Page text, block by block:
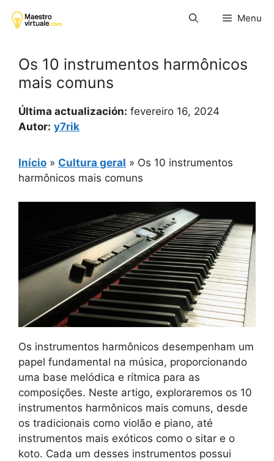
para
Menu
Os 10 instrumentos harmônicos
mais comuns
Última actualización: fevereiro 16, 2024
Autor: y7rik
Início » Cultura geral » Os 10 instrumentos
harmônicos mais comuns
Os instrumentos harmônicos desempenham um
papel fundamental na música, proporcionando
uma base melódica e rítmica para as
composições. Neste artigo, exploraremos os 10
instrumentos harmônicos mais comuns, desde
os tradicionais como violão e piano, até
instrumentos mais exóticos como o sitar e o
koto. Cada um desses instrumentos possui